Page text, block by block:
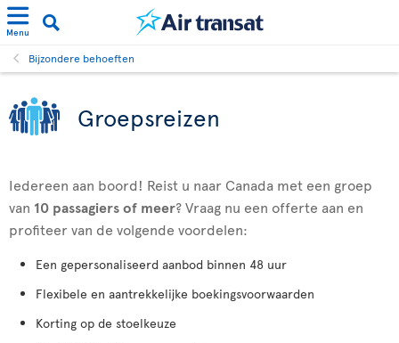
Menu
Bijzondere behoeften
Groepsreizen
Iedereen aan boord! Reist u naar Canada met een groep
van 10 passagiersof meer? Vraag nu een offerte aan en
profiteer van de volgende voordelen:
Een gepersonaliseerd aanbod binnen 48 uur
Flexibele en aantrekkelijke boekingsvoorwaarden
Korting op de stoelkeuze